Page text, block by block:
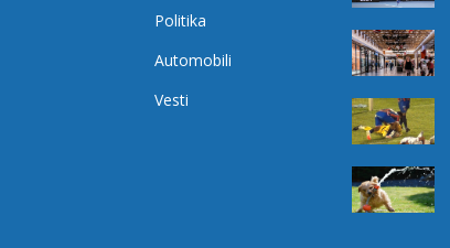
Politika
Automobili
Vesti